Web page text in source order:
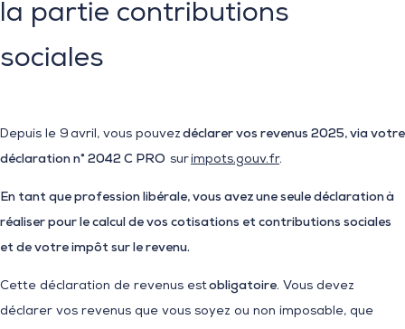
la partie contributions
sociales
Depuis le 9 avril, vous pouvez déclarer vos revenus 2025, via votre
déclaration n° 2042 C PRO surimpots.gouv.fr.
En tant que profession libérale, vous avez une seule déclaration à
réaliser pour le calcul de vos cotisations et contributions sociales
et de votre impôt sur le revenu.
Cette déclaration de revenus estobligatoire. Vous devez
déclarer vos revenus que vous soyez ou non imposable, que